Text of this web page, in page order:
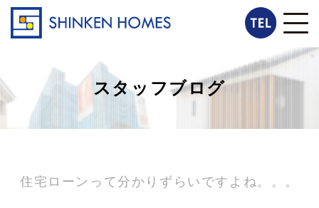
スタッフブログ
住宅ローンって分かりずらいですよね。。。